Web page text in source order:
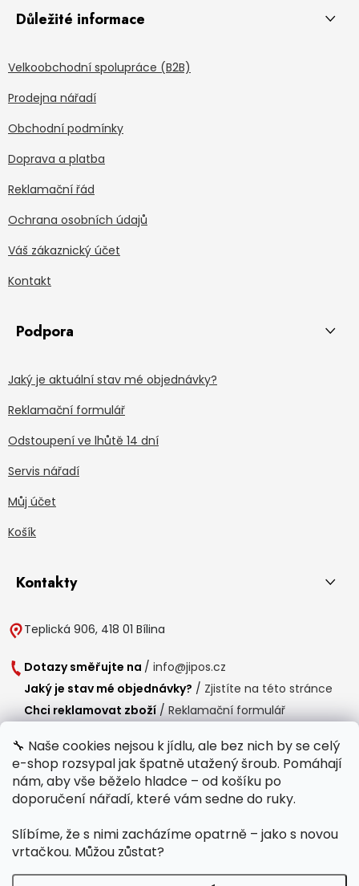
🔧 Naše cookies nejsou k jídlu, ale bez nich by se celý
e-shop rozsypal jak špatně utažený šroub. Pomáhají
nám, aby vše běželo hladce – od košíku po
doporučení nářadí, které vám sedne do ruky.
Slíbíme, že s nimi zacházíme opatrně – jako s novou
vrtačkou. Můžou zůstat?
Důležité informace
Velkoobchodní spolupráce (B2B)
Prodejna nářadí
Obchodní podmínky
Doprava a platba
Reklamační řád
Ochrana osobních údajů
Váš zákaznický účet
Kontakt
Podpora
Jaký je aktuální stav mé objednávky?
Reklamační formulář
Odstoupení ve lhůtě 14 dní
Servis nářadí
Můj účet
Košík
Kontakty
Teplická 906, 418 01 Bílina
Dotazy směřujte na / info@jipos.cz
Jaký je stav mé objednávky? / Zjistíte na této stránce
Chci reklamovat zboží / Reklamační formulář
Provozní doba
Po-Čt / 8:00 - 15:00
Polední přestávka /11:00 - 11:30